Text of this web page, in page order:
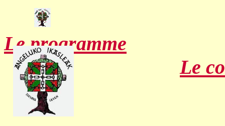
Le programme
Le